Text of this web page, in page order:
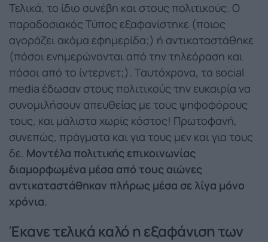
Τελικά, το ίδιο συνέβη και στους πολιτικούς. Ο
παραδοσιακός Τύπος εξαφανίστηκε (ποιος
αγοράζει ακόμα εφημερίδα;) ή αντικαταστάθηκε
(πόσοι ενημερώνονται από την τηλεόραση και
πόσοι από το ίντερνετ;). Ταυτόχρονα, τα social
media έδωσαν στους πολιτικούς την ευκαιρία να
συνομιλήσουν απευθείας με τους ψηφοφόρους
τους, και μάλιστα χωρίς κόστος! Πρωτοφανή,
συνεπώς, πράγματα και για τους μεν και για τους
δε. Μοντέλα πολιτικής επικοινωνίας
διαμορφωμένα μέσα από τους αιώνες
αντικαταστάθηκαν πλήρως μέσα σε λίγα μόνο
χρόνια.
Έκανε τελικά καλό η εξαφάνιση των